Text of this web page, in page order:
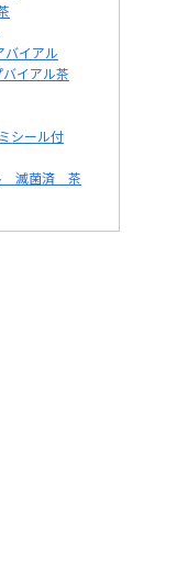
バイアル
イアル茶
シール付
滅菌済 茶